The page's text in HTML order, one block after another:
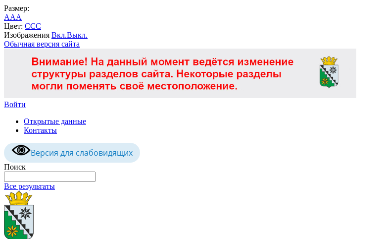
Размер:
AAA
Цвет: CCC
Изображения Вкл.Выкл.
Обычная версия сайта
Войти
Открытые данные
Контакты
Версия для слабовидящих
Поиск
Все результаты